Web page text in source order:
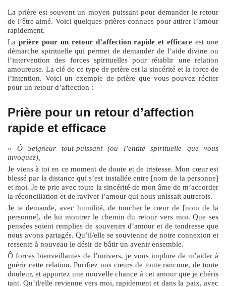
La prière est souvent un moyen puissant pour demander le retour
de l’être aimé. Voici quelques prières connues pour attirer l’amour
rapidement.
La prière pour un retour d’affection rapide et efficace est une
démarche spirituelle qui permet de demander de l’aide divine ou
l’intervention des forces spirituelles pour rétablir une relation
amoureuse. La clé de ce type de prière est la sincérité et la force de
l’intention. Voici un exemple de prière que vous pouvez réciter
pour un retour d’affection :
Prière pour un retour d’affection
rapide et efficace
« Ô Seigneur tout-puissant (ou l’entité spirituelle que vous
invoquez),
Je viens à toi en ce moment de doute et de tristesse. Mon cœur est
blessé par la distance qui s’est installée entre [nom de la personne]
et moi. Je te prie avec toute la sincérité de mon âme de m’accorder
la réconciliation et de raviver l’amour qui nous unissait autrefois.
Je te demande, avec humilité, de toucher le cœur de [nom de la
personne], de lui montrer le chemin du retour vers moi. Que ses
pensées soient remplies de souvenirs d’amour et de tendresse que
nous avons partagés. Qu’il/elle se souvienne de notre connexion et
ressente à nouveau le désir de bâtir un avenir ensemble.
Ô forces bienveillantes de l’univers, je vous implore de m’aider à
guérir cette relation. Purifiez nos cœurs de toute rancune, de toute
douleur, et apportez une nouvelle chance à cet amour que je chéris
tant. Qu’il/elle revienne vers moi, rapidement et dans la paix, avec